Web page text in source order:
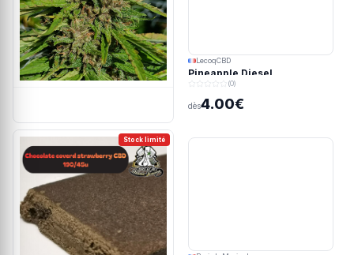
LecoqCBD
Pineapple Diesel
(0)
dès4.00€
Stock limité